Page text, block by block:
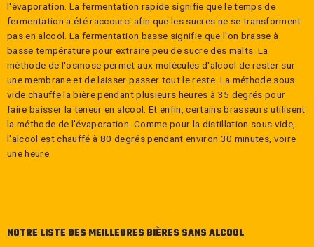
l'évaporation. La fermentation rapide signifie que le temps de
fermentation a été raccourci afin que les sucres ne se transforment
pas en alcool. La fermentation basse signifie que l'on brasse à
basse température pour extraire peu de sucre des malts. La
méthode de l'osmose permet aux molécules d'alcool de rester sur
une membrane et de laisser passer tout le reste. La méthode sous
vide chauffe la bière pendant plusieurs heures à 35 degrés pour
faire baisser la teneur en alcool. Et enfin, certains brasseurs utilisent
la méthode de l'évaporation. Comme pour la distillation sous vide,
l'alcool est chauffé à 80 degrés pendant environ 30 minutes, voire
une heure.
NOTRE LISTE DES MEILLEURES BIÈRES SANS ALCOOL